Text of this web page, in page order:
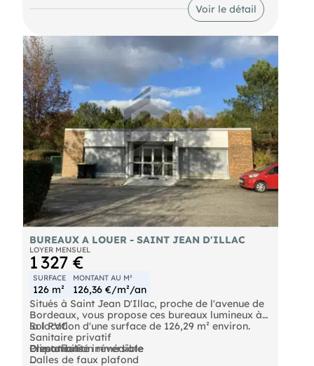
Voir le détail
BUREAUX A LOUER - SAINT JEAN D'ILLAC
LOYER MENSUEL
1 327 €
SURFACE
126 m²
MONTANT AU M²
126,36 €/m²/an
Situés à Saint Jean D'Illac, proche de l'avenue de
Bordeaux, vous propose ces bureaux lumineux à
la location d'une surface de 126,29 m² environ.
Prestations :
Sol PVC
Sanitaire privatif
Climatisation réversible
Dalles de faux plafond
Disponibilité immédiate